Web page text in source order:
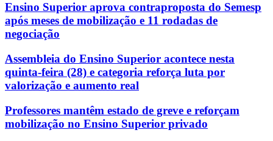
Ensino Superior aprova contraproposta do Semesp
após meses de mobilização e 11 rodadas de
negociação
Assembleia do Ensino Superior acontece nesta
quinta-feira (28) e categoria reforça luta por
valorização e aumento real
Professores mantêm estado de greve e reforçam
mobilização no Ensino Superior privado